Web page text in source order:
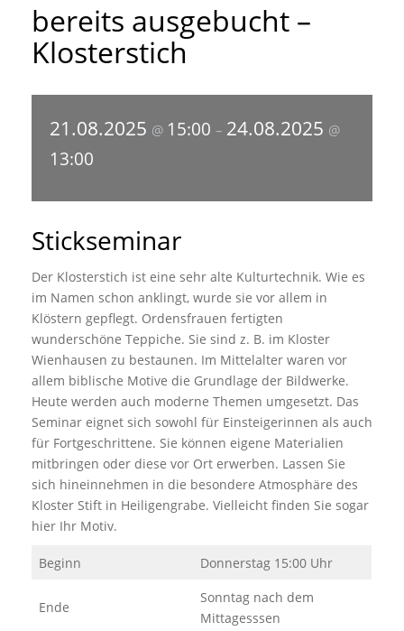
bereits ausgebucht –
Klosterstich
21.08.2025 @ 15:00 – 24.08.2025 @
13:00
Stickseminar
Der Klosterstich ist eine sehr alte Kulturtechnik. Wie es
im Namen schon anklingt, wurde sie vor allem in
Klöstern gepflegt. Ordensfrauen fertigten
wunderschöne Teppiche. Sie sind z. B. im Kloster
Wienhausen zu bestaunen. Im Mittelalter waren vor
allem biblische Motive die Grundlage der Bildwerke.
Heute werden auch moderne Themen umgesetzt. Das
Seminar eignet sich sowohl für Einsteigerinnen als auch
für Fortgeschrittene. Sie können eigene Materialien
mitbringen oder diese vor Ort erwerben. Lassen Sie
sich hineinnehmen in die besondere Atmosphäre des
Kloster Stift in Heiligengrabe. Vielleicht finden Sie sogar
hier Ihr Motiv.
Beginn Donnerstag 15:00 Uhr
Ende
Sonntag nach dem
Mittagesssen